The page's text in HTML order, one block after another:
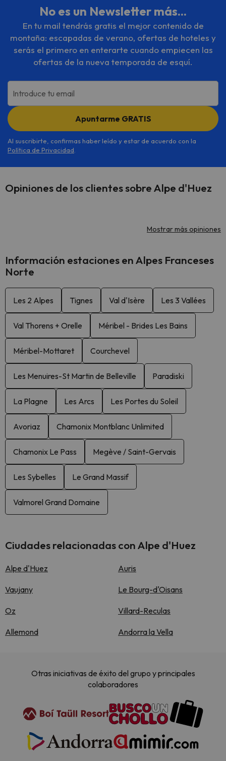
No es un Newsletter más...
En tu mail tendrás gratis el mejor contenido de
montaña: escapadas de verano, ofertas de hoteles y
serás el primero en enterarte cuando empiecen las
ofertas de la nueva temporada de esquí.
Introduce tu email
Apuntarme GRATIS
Al suscribirte, confirmas haber leído y estar de acuerdo con la
Política de Privacidad.
Opiniones de los clientes sobre Alpe d'Huez
Mostrar más opiniones
Información estaciones en Alpes Franceses
Norte
Les 2 Alpes Tignes Val d'Isère Les 3 Vallées
Val Thorens + Orelle Méribel - Brides Les Bains
Méribel-Mottaret Courchevel
Les Menuires-St Martin de Belleville Paradiski
La Plagne Les Arcs Les Portes du Soleil
Avoriaz Chamonix Montblanc Unlimited
Chamonix Le Pass Megève / Saint-Gervais
Les Sybelles Le Grand Massif
Valmorel Grand Domaine
Ciudades relacionadas con Alpe d'Huez
Alpe d'Huez Auris
Vaujany Le Bourg-dʼOisans
Oz Villard-Reculas
Allemond Andorra la Vella
Otras iniciativas de éxito del grupo y principales
colaboradores